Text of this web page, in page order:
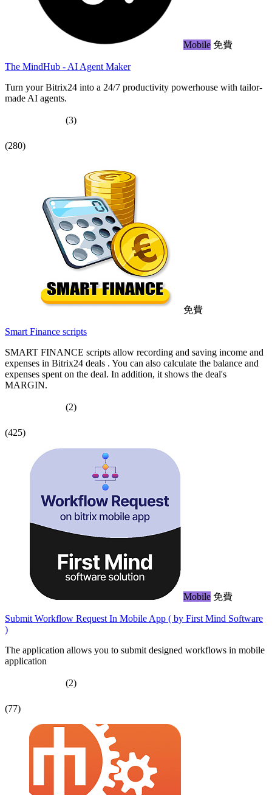
Mobile 免費
The MindHub - AI Agent Maker
Turn your Bitrix24 into a 24/7 productivity powerhouse with tailor-
made AI agents.
(3)
(280)
免費
Smart Finance scripts
SMART FINANCE scripts allow recording and saving income and
expenses in Bitrix24 deals . You can also calculate the balance and
expenses spent on the deal. In addition, it shows the deal's
MARGIN.
(2)
(425)
Mobile 免費
Submit Workflow Request In Mobile App ( by First Mind Software
)
The application allows you to submit designed workflows in mobile
application
(2)
(77)